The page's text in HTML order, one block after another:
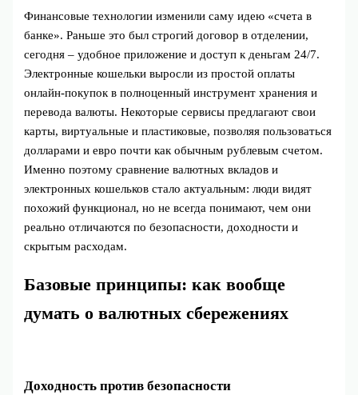
Финансовые технологии изменили саму идею «счета в
банке». Раньше это был строгий договор в отделении,
сегодня – удобное приложение и доступ к деньгам 24/7.
Электронные кошельки выросли из простой оплаты
онлайн‑покупок в полноценный инструмент хранения и
перевода валюты. Некоторые сервисы предлагают свои
карты, виртуальные и пластиковые, позволяя пользоваться
долларами и евро почти как обычным рублевым счетом.
Именно поэтому сравнение валютных вкладов и
электронных кошельков стало актуальным: люди видят
похожий функционал, но не всегда понимают, чем они
реально отличаются по безопасности, доходности и
скрытым расходам.
Базовые принципы: как вообще
думать о валютных сбережениях
Доходность против безопасности